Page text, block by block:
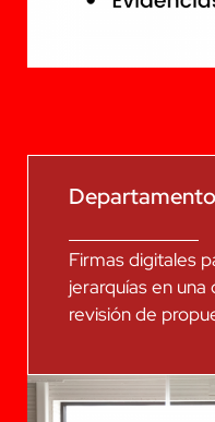
Firmas digitales
jerarquías en
revisión de